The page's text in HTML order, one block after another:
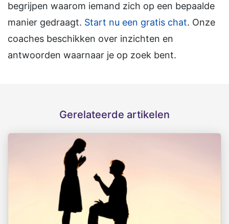
begrijpen waarom iemand zich op een bepaalde
manier gedraagt. Start nu een gratis chat. Onze
coaches beschikken over inzichten en
antwoorden waarnaar je op zoek bent.
Gerelateerde artikelen